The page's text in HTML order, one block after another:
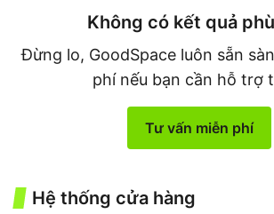
Không có kết quả
Đừng lo, GoodSpace luôn sẵn
phí nếu bạn cần hỗ trợ
Tư vấn miễn phí
Hệ thống cửa hàng